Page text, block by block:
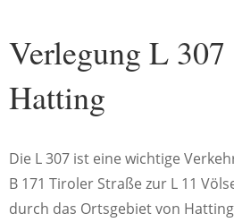
Verlegung L 307
Hatting
Die L 307 ist eine wichtige
B 171 Tiroler Straße zur L 11
durch das Ortsgebiet von